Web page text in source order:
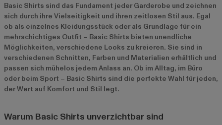
Basic Shirts sind das Fundament jeder Garderobe und zeichnen
sich durch ihre Vielseitigkeit und ihren zeitlosen Stil aus. Egal
ob als einzelnes Kleidungsstück oder als Grundlage für ein
mehrschichtiges Outfit – Basic Shirts bieten unendliche
Möglichkeiten, verschiedene Looks zu kreieren. Sie sind in
verschiedenen Schnitten, Farben und Materialien erhältlich und
passen sich mühelos jedem Anlass an. Ob im Alltag, im Büro
oder beim Sport – Basic Shirts sind die perfekte Wahl für jeden,
der Wert auf Komfort und Stil legt.
Warum Basic Shirts unverzichtbar sind